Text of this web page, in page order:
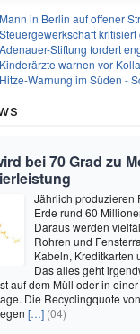
Mann in Berlin auf offener
Steuergewerkschaft
Adenauer-Stiftung fordert engere Polizei-
Kinderärzte warnen vor Kollaps
Hitze-Warnung im Süden -
bei 70 Grad zu
Jährlich produzieren
Erde rund 60
Daraus werden
Rohren und
Kabeln, Kreditkarten
Das alles geht
auf dem Müll oder in einer
Die Recyclingquote
[…] (04)